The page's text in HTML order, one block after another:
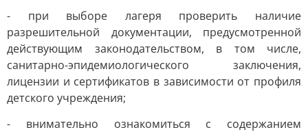
- при выборе лагеря проверить наличие
разрешительной документации, предусмотренной
действующим законодательством, в том числе,
санитарно-эпидемиологического заключения,
лицензии и сертификатов в зависимости от профиля
детского учреждения;
- внимательно ознакомиться с содержанием